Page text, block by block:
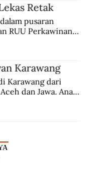
Retak
pusaran
RUU Perkawinan.
Karawang
Karawang dari
dan Jawa. Anak